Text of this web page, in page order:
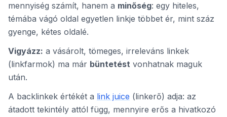
mennyiség számít, hanem a minőség: egy hiteles,
témába vágó oldal egyetlen linkje többet ér, mint száz
gyenge, kétes oldalé.
Vigyázz: a vásárolt, tömeges, irreleváns linkek
(linkfarmok) ma már büntetést vonhatnak maguk
után.
A backlinkek értékét a link juice (linkerő) adja: az
átadott tekintély attól függ, mennyire erős a hivatkozó